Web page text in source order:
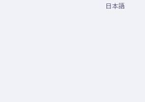
日本語